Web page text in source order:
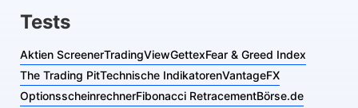
Tests
Aktien ScreenerTradingViewGettexFear & Greed Index
The Trading PitTechnische IndikatorenVantageFX
OptionsscheinrechnerFibonacci RetracementBörse.de